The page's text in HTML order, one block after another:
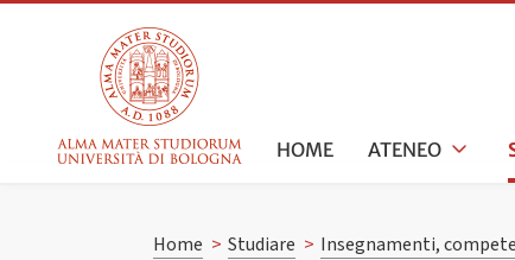
HOME ATENEO
Home > Studiare > Insegnamenti,